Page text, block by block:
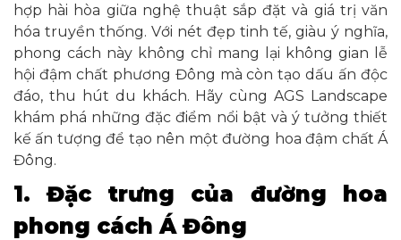
hợp hài hòa giữa nghệ thuật sắp đặt và giá trị văn
hóa truyền thống. Với nét đẹp tinh tế, giàu ý nghĩa,
phong cách này không chỉ mang lại không gian lễ
hội đậm chất phương Đông mà còn tạo dấu ấn độc
đáo, thu hút du khách. Hãy cùng AGS Landscape
khám phá những đặc điểm nổi bật và ý tưởng thiết
kế ấn tượng để tạo nên một đường hoa đậm chất Á
Đông.
1. Đặc trưng của đường hoa
phong cách Á Đông